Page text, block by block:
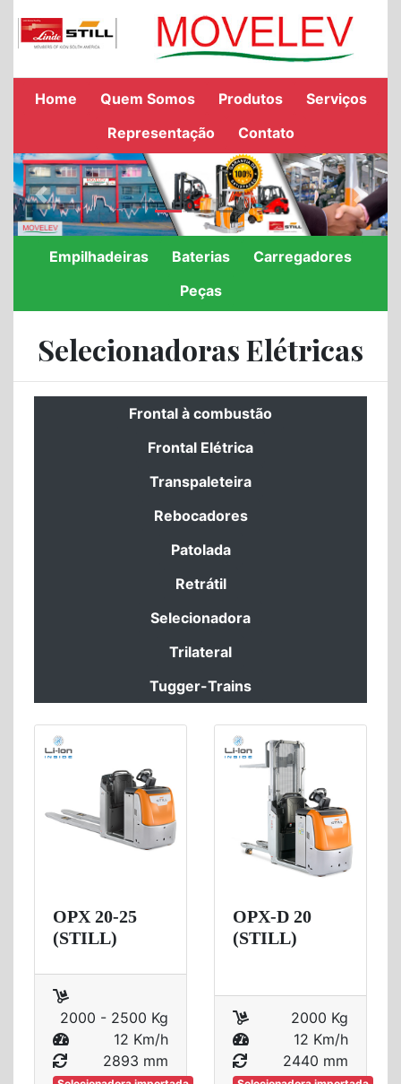
Home Quem Somos Produtos
Serviços
Representação
Contato
Previous Next
Empilhadeiras Baterias
Carregadores
Peças
Selecionadoras Elétricas
Frontal à combustão
Frontal Elétrica
Transpaleteira
Rebocadores
Patolada
Retrátil
Selecionadora
Trilateral
Tugger-Trains
OPX 20-25
(STILL)
2000 - 2500 Kg
12 Km/h
2893 mm
OPX-D 20
(STILL)
2000 Kg
12 Km/h
2440 mm